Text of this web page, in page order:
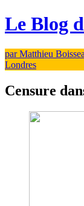
Le Blog
par Matthieu
Londres
Censure